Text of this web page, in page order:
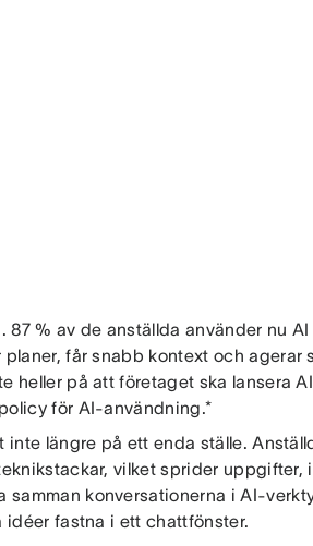
% av de anställda använder nu AI
får snabb kontext och agerar
heller på att företaget ska lansera
för AI-användning.*
inte längre på ett enda ställe.
vilket sprider uppgifter,
samman konversationerna i AI-
fastna i ett chattfönster.